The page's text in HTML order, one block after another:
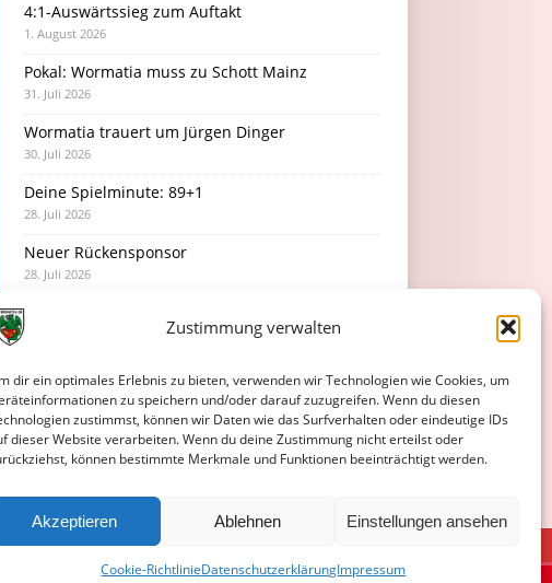
Zustimmung verwalten
dir ein optimales Erlebnis zu bieten, verwenden wir Technologien wie Cookies, um
zu speichern und/oder darauf zuzugreifen. Wenn du diesen
zustimmst, können wir Daten wie das Surfverhalten oder eindeutige IDs
dieser Website verarbeiten. Wenn du deine Zustimmung nicht erteilst oder
können bestimmte Merkmale und Funktionen beeinträchtigt werden.
Akzeptieren Ablehnen Einstellungen ansehen
Cookie-RichtlinieDatenschutzerklärungImpressum
4:1-Auswärtssieg zum Auftakt
1. August 2026
Pokal: Wormatia muss zu Schott Mainz
31. Juli 2026
Wormatia trauert um Jürgen Dinger
30. Juli 2026
Deine Spielminute: 89+1
28. Juli 2026
Neuer Rückensponsor
28. Juli 2026
Neue Podcast-Folge: So tickt Björn!
27. Juli 2026
DATENSCHUTZERKLÄRUNG